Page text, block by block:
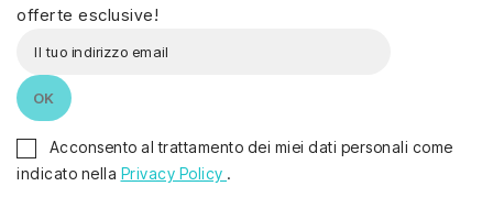
offerte esclusive!
Acconsento al trattamento dei miei dati personali come
indicato nella Privacy Policy .